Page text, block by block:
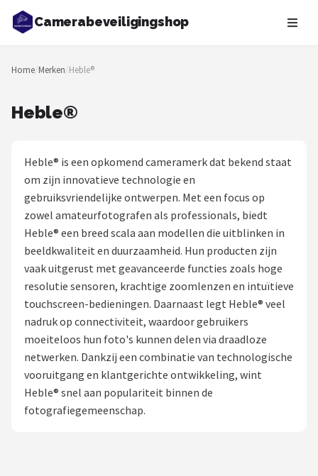
Camerabeveiligingshop
Zoeken
NAVIGATIE
Blog
Beveiligingscamera's
Camera Deurbellen
NAS
Shop
Eufy
Home-Locking
Home/Merken/Heble®
Heble®
Heble® is een opkomend cameramerk dat bekend staat
om zijn innovatieve technologie en
gebruiksvriendelijke ontwerpen. Met een focus op
zowel amateurfotografen als professionals, biedt
Heble® een breed scala aan modellen die uitblinken in
beeldkwaliteit en duurzaamheid. Hun producten zijn
vaak uitgerust met geavanceerde functies zoals hoge
resolutie sensoren, krachtige zoomlenzen en intuïtieve
touchscreen-bedieningen. Daarnaast legt Heble® veel
nadruk op connectiviteit, waardoor gebruikers
moeiteloos hun foto's kunnen delen via draadloze
netwerken. Dankzij een combinatie van technologische
vooruitgang en klantgerichte ontwikkeling, wint
Heble® snel aan populariteit binnen de
fotografiegemeenschap.